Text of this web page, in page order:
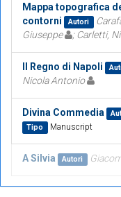
Mappa topografica
contorni
Autori
Giuseppe
; Carletti,
Il Regno di Napoli
Nicola Antonio
Divina Commedia
Tipo Manuscript
A Silvia Autori